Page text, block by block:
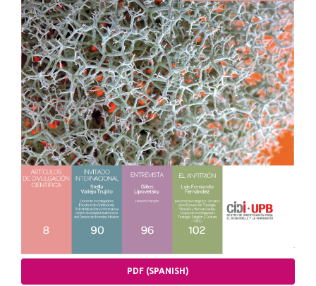
PDF (SPANISH)